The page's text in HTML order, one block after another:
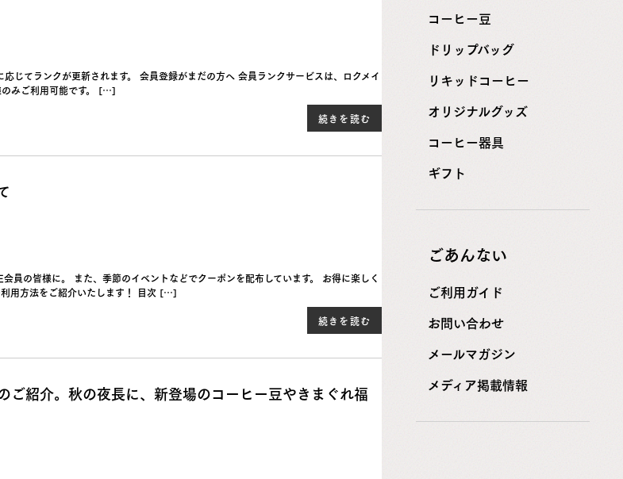
じてランクが更新されます。 会員登録がまだの方へ 会員ランクサービスは、ロクメイ
のみご利用可能です。 […]
続きを読む
員の皆様に。 また、季節のイベントなどでクーポンを配布しています。 お得に楽しく
用方法をご紹介いたします！ 目次 […]
続きを読む
ご紹介。秋の夜長に、新登場のコーヒー豆やきまぐれ福
コーヒー豆
ドリップバッグ
リキッドコーヒー
オリジナルグッズ
コーヒー器具
ギフト
ごあんない
ご利用ガイド
お問い合わせ
メールマガジン
メディア掲載情報